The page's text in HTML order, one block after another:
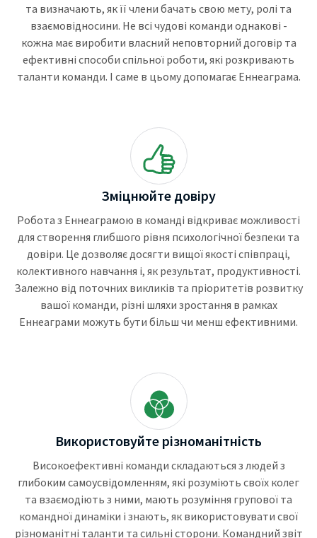
та визначають, як її члени бачать свою мету, ролі та
взаємовідносини. Не всі чудові команди однакові -
кожна має виробити власний неповторний договір та
ефективні способи спільної роботи, які розкривають
таланти команди. І саме в цьому допомагає Еннеаграма.
Зміцнюйте довіру
Робота з Еннеаграмою в команді відкриває можливості
для створення глибшого рівня психологічної безпеки та
довіри. Це дозволяє досягти вищої якості співпраці,
колективного навчання і, як результат, продуктивності.
Залежно від поточних викликів та пріоритетів розвитку
вашої команди, різні шляхи зростання в рамках
Еннеаграми можуть бути більш чи менш ефективними.
Використовуйте різноманітність
Високоефективні команди складаються з людей з
глибоким самоусвідомленням, які розуміють своїх колег
та взаємодіють з ними, мають розуміння групової та
командної динаміки і знають, як використовувати свої
різноманітні таланти та сильні сторони. Командний звіт